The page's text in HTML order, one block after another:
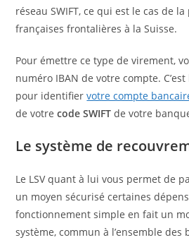
réseau SWIFT, ce qui est le cas de
françaises frontalières à la Suisse.
Pour émettre ce type de virement,
numéro IBAN de votre compte.
pour identifiervotre compte
de votrecode SWIFT de votre
Le système de
Le LSV quant à lui vous permet de
un moyen sécurisé certaines
fonctionnement simple en fait un
système, commun à l’ensemble des